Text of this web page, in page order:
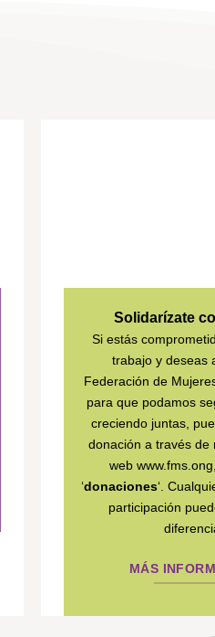
Solidarízate
Si estás
trabajo y deseas
Federación de
para que podamos
creciendo juntas,
donación a través de
web
‘donaciones‘.
participación
MÁS